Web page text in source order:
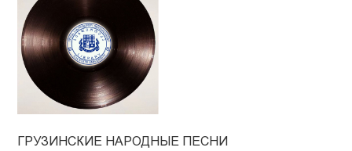
ГРУЗИНСКИЕ НАРОДНЫЕ ПЕСНИ